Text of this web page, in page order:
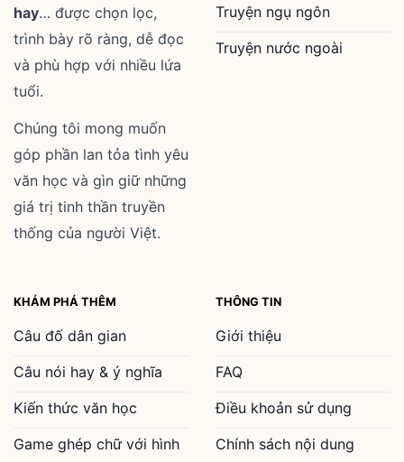
hay… được chọn lọc,
trình bày rõ ràng, dễ đọc
và phù hợp với nhiều lứa
tuổi.
Chúng tôi mong muốn
góp phần lan tỏa tình yêu
văn học và gìn giữ những
giá trị tinh thần truyền
thống của người Việt.
Truyện ngụ ngôn
Truyện nước ngoài
KHÁM PHÁ THÊM
Câu đố dân gian
Câu nói hay & ý nghĩa
Kiến thức văn học
Game ghép chữ với hình
THÔNG TIN
Giới thiệu
FAQ
Điều khoản sử dụng
Chính sách nội dung